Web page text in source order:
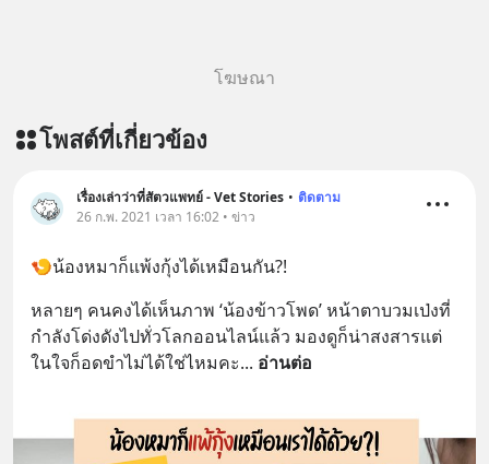
โฆษณา
โพสต์ที่เกี่ยวข้อง
เรื่องเล่าว่าที่สัตวแพทย์ - Vet Stories • ติดตาม
26 ก.พ. 2021 เวลา 16:02 • ข่าว
🍤น้องหมาก็แพ้งกุ้งได้เหมือนกัน?!
หลายๆ คนคงได้เห็นภาพ ‘น้องข้าวโพด’ หน้าตาบวมเป่งที่
กำลังโด่งดังไปทั่วโลกออนไลน์แล้ว มองดูก็น่าสงสารแต่
ในใจก็อดขำไม่ได้ใช่ไหมคะ... อ่านต่อ